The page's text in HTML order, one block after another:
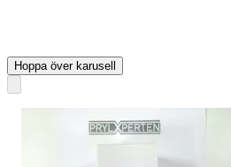
Hoppa över karusell